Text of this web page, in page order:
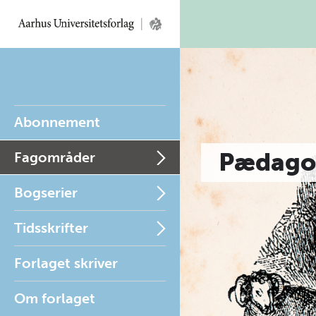
Abonnement
Fagområder
Bogserier
Tidsskrifter
Forlaget skriver
Om forlaget